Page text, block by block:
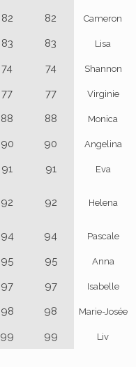
82 82 Cameron
83 83 Lisa
74 74 Shannon
77 77 Virginie
88 88 Monica
90 90 Angelina
91 91 Eva
92 92 Helena
94 94 Pascale
95 95 Anna
97 97 Isabelle
98 98 Marie-Josée
99 99 Liv